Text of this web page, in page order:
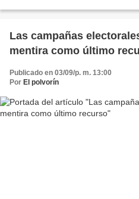
Las campañas
mentira como último
Publicado en 03/09/p. m. 13:00
Por El polvorín